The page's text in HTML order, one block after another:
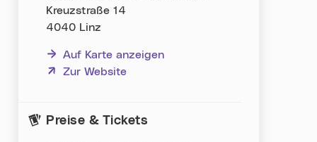
Kreuzstraße 14
4040 Linz
Auf Karte anzeigen
Zur Website
(neues Fenster)
Preise & Tickets